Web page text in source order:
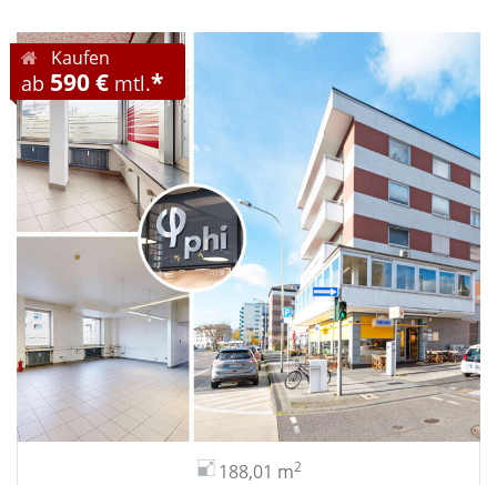
Kaufen
ab 590 € mtl.*
188,01 m2